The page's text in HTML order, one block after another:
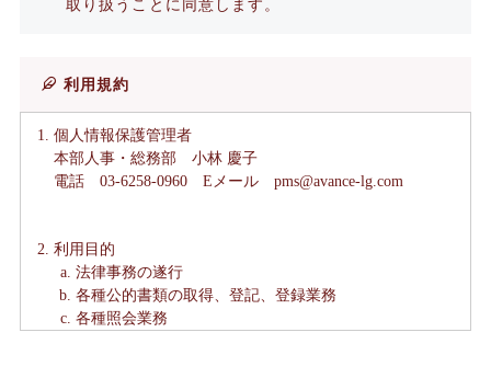
取り扱うことに同意します。
利用規約
個人情報保護管理者
本部人事・総務部 小林 慶子
電話 03-6258-0960 Eメール pms@avance-lg.com
利用目的
法律事務の遂行
各種公的書類の取得、登記、登録業務
各種照会業務